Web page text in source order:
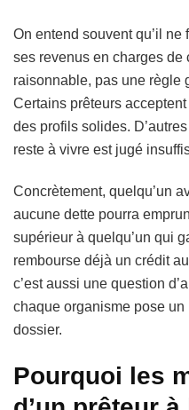
On entend souvent qu’il
ses revenus en charges de
raisonnable, pas une règle
Certains prêteurs
des profils solides.
reste à vivre est jugé
Concrètement, quelqu’un
aucune dette pourra
supérieur à quelqu’un qui
rembourse déjà un crédit
c’est aussi une question
chaque organisme pose
dossier.
Pourquoi les